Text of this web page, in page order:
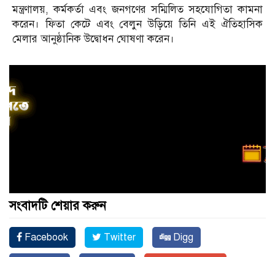
মন্ত্রণালয়, কর্মকর্তা এবং জনগণের সম্মিলিত সহযোগিতা কামনা
করেন। ফিতা কেটে এবং বেলুন উড়িয়ে তিনি এই ঐতিহাসিক
মেলার আনুষ্ঠানিক উদ্বোধন ঘোষণা করেন।
সংবাদটি শেয়ার করুন
Facebook Twitter Digg